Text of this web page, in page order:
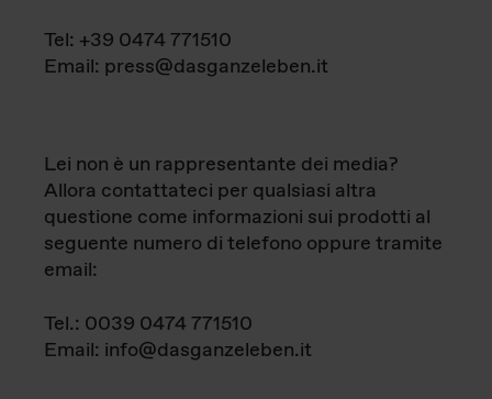
Tel: +39 0474 771510
Email: press@dasganzeleben.it
Lei non è un rappresentante dei media?
Allora contattateci per qualsiasi altra
questione come informazioni sui prodotti al
seguente numero di telefono oppure tramite
email:
Tel.: 0039 0474 771510
Email: info@dasganzeleben.it